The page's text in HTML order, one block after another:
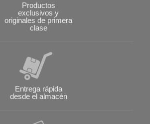
Productos
exclusivos y
originales de primera
clase
Entrega rápida
desde el almacén